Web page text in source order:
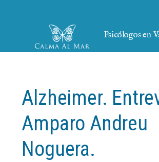
Psicólogos en
Alzheimer.
Amparo Andreu
Noguera.